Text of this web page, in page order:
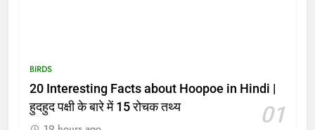
BIRDS
20 Interesting Facts about Hoopoe in Hindi |
हुदहुद पक्षी के बारे में 15 रोचक तथ्य
01